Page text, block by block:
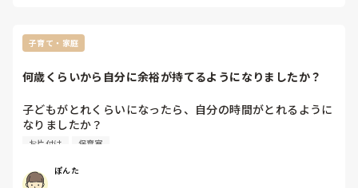
子育て・家庭
何歳くらいから自分に余裕が持てるようになりましたか？
子どもがとれくらいになったら、自分の時間がとれるように
なりましたか？
私は1歳過ぎると、ようやく自分のことが少しはできるよう
す。。。
お片付け 保育室
ぽんた